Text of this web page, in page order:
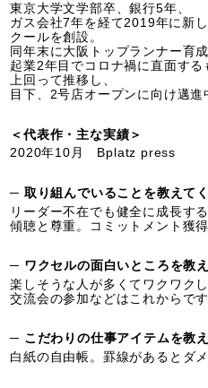
東京大学文学部卒、銀行5年、
ガス会社7年を経て2019年に新
クールを創設。
同年末に大阪トップランナー育
起業2年目でコロナ禍に直面す
上回って推移し、
目下、2号店オープンに向け邁進
＜代表作・主な実績＞
2020年10月 Bplatz press
─ 取り組んでいることを教えてく
リーダー不在でも健全に成長す
傾聴と尊重。コミットメント獲得
─ ワクセルの面白いところを教え
楽しそうな人が多くてワクワクし
交流会の参加などはこれからで
─ こだわりの仕事アイテムを教え
白紙の自由帳。罫線があるとダ